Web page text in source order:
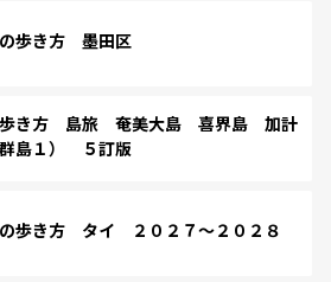
歩き方 墨田区
き方 島旅 奄美大島 喜界島 加計
島１） ５訂版
歩き方 タイ ２０２７～２０２８